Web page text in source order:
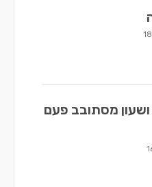
מסתובב פעם